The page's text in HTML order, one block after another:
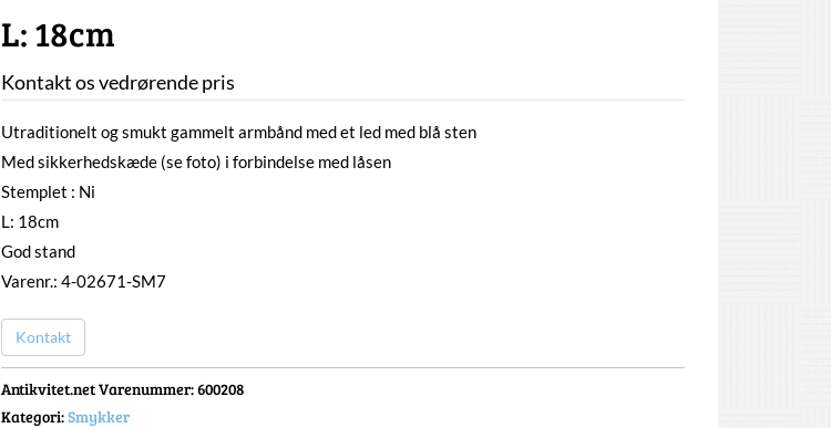
L: 18cm
Kontakt os vedrørende pris
Utraditionelt og smukt gammelt armbånd med et led med blå sten
Med sikkerhedskæde (se foto) i forbindelse med låsen
Stemplet : Ni
L: 18cm
God stand
Varenr.: 4-02671-SM7
Kontakt
Antikvitet.net Varenummer: 600208
Kategori:Smykker